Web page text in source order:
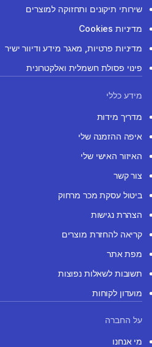
שירותי תיקונים ותחזוקה למוצרים
מדיניות Cookies
מדיניות פרטיות, מאגר מידע ודיוור ישיר
פינוי פסולת חשמלית ואלקטרונית
מידע כללי
מדריך מידות
איפה ההזמנה שלי
האיזור האישי שלי
צור קשר
ביטול עסקת מכר מרחוק
הצהרת נגישות
קריאה להחזרת מוצרים
מפת אתר
תשובות לשאלות נפוצות
מועדון לקוחות
על החברה
מי אנחנו